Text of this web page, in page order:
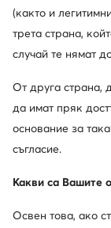
модели лесно
Тези от
пералня в
Покажи повече
Други
Чехли мъжки
(както и
трета страна,
случай те нямат
От друга страна,
да имат пряк
основание за
съгласие.
Какви са Вашите
Освен това, ако